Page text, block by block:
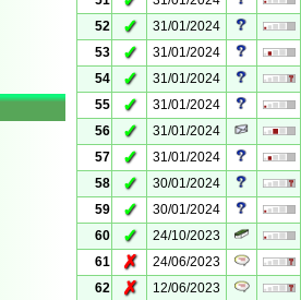
52
✓ 31/01/2024
53
✓ 31/01/2024
54
✓ 31/01/2024
55
✓ 31/01/2024
56
✓ 31/01/2024
57
✓ 31/01/2024
58
✓ 30/01/2024
59
✓ 30/01/2024
60
✓ 24/10/2023
61
✗ 24/06/2023
62
✗ 12/06/2023